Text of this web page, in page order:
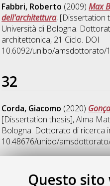
Questo
Fabbri, Roberto (2009)Max
dell'architettura, [Dissertation
Università di Bologna.
architettonica, 21 Ciclo. DOI
10.6092/unibo/amsdottorato/
32
Corda, Giacomo (2020)
[Dissertation thesis], Alma
Bologna. Dottorato di ricerca
10.48676/unibo/